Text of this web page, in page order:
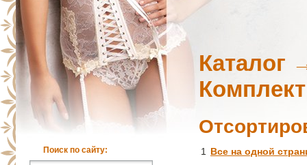
Поиск по сайту:
Каталог
1 Все на одной